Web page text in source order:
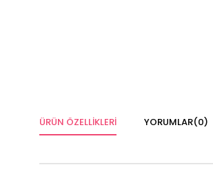
ÜRÜN ÖZELLIKLERI YORUMLAR(0)